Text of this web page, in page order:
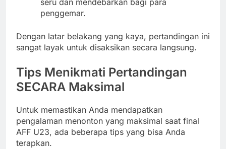
seru dan mendebarkan bagi para
penggemar.
Dengan latar belakang yang kaya, pertandingan ini
sangat layak untuk disaksikan secara langsung.
Tips Menikmati Pertandingan
SECARA Maksimal
Untuk memastikan Anda mendapatkan
pengalaman menonton yang maksimal saat final
AFF U23, ada beberapa tips yang bisa Anda
terapkan.